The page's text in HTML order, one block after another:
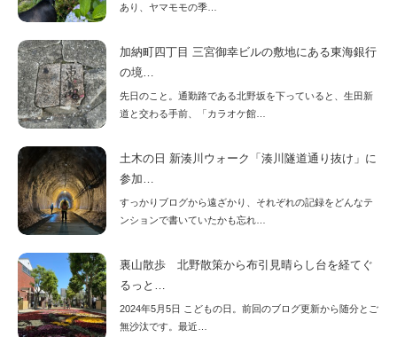
あり、ヤマモモの季…
加納町四丁目 三宮御幸ビルの敷地にある東海銀行
の境…
先日のこと。通勤路である北野坂を下っていると、生田新
道と交わる手前、「カラオケ館…
土木の日 新湊川ウォーク「湊川隧道通り抜け」に
参加…
すっかりブログから遠ざかり、それぞれの記録をどんなテ
ンションで書いていたかも忘れ…
裏山散歩 北野散策から布引見晴らし台を経てぐ
るっと…
2024年5月5日 こどもの日。前回のブログ更新から随分とご
無沙汰です。最近…